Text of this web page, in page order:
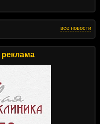
все новости
реклама